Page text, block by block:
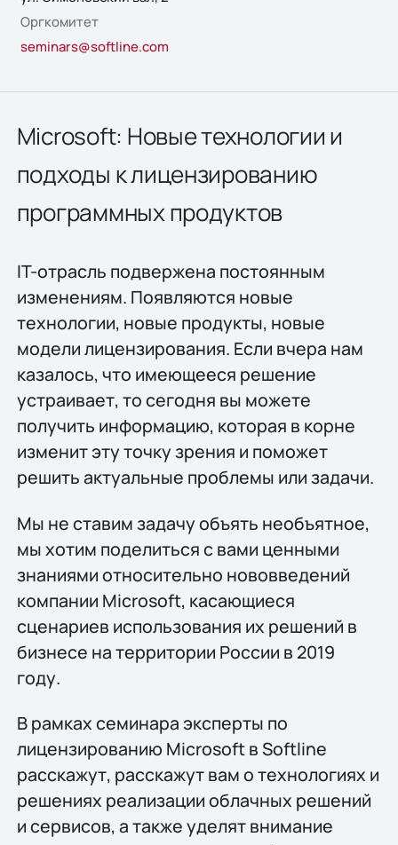
Оргкомитет
seminars@softline.com
Microsoft: Новые технологии и
подходы к лицензированию
программных продуктов
IT-отрасль подвержена постоянным
изменениям. Появляются новые
технологии, новые продукты, новые
модели лицензирования. Если вчера нам
казалось, что имеющееся решение
устраивает, то сегодня вы можете
получить информацию, которая в корне
изменит эту точку зрения и поможет
решить актуальные проблемы или задачи.
Мы не ставим задачу объять необъятное,
мы хотим поделиться с вами ценными
знаниями относительно нововведений
компании Microsoft, касающиеся
сценариев использования их решений в
бизнесе на территории России в 2019
году.
В рамках семинара эксперты по
лицензированию Microsoft в Softline
расскажут, расскажут вам о технологиях и
решениях реализации облачных решений
и сервисов, а также уделят внимание